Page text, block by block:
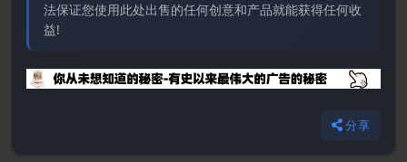
法保证您使用此处出售的任何创意和产品就能获得任何收
益!
分享